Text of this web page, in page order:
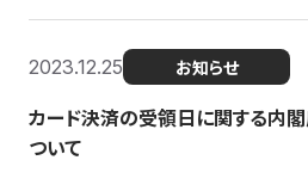
2023.12.25 お知らせ
カード決済の受領日に関する内
ついて